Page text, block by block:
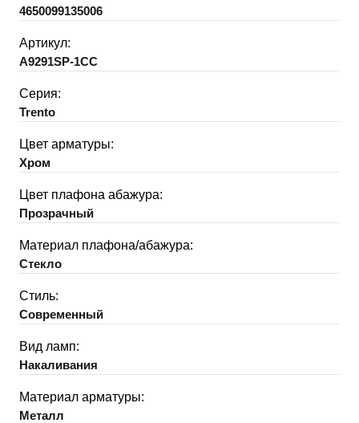
4650099135006
Артикул:
A9291SP-1CC
Серия:
Trento
Цвет арматуры:
Хром
Цвет плафона абажура:
Прозрачный
Материал плафона/абажура:
Стекло
Стиль:
Современный
Вид ламп:
Накаливания
Материал арматуры:
Металл